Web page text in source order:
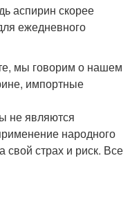
аспирин скорее
ежедневного
мы говорим о нашем
импортные
не являются
народного
свой страх и риск. Все